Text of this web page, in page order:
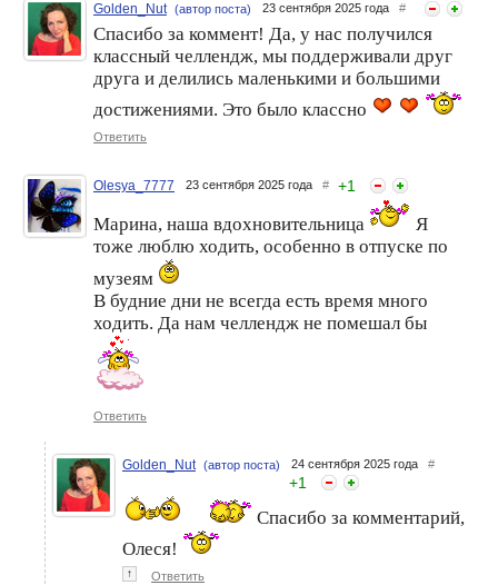
Golden_Nut (автор поста) 23 сентября 2025 года #
Спасибо за коммент! Да, у нас получился
классный челлендж, мы поддерживали друг
друга и делились маленькими и большими
достижениями. Это было классно
Ответить
Olesya_7777 23 сентября 2025 года # +1
Марина, наша вдохновительница
Я
тоже люблю ходить, особенно в отпуске по
музеям
В будние дни не всегда есть время много
ходить. Да нам челлендж не помешал бы
Ответить
Golden_Nut (автор поста) 24 сентября 2025 года #
+1
Спасибо за комментарий,
Олеся!
↑ Ответить